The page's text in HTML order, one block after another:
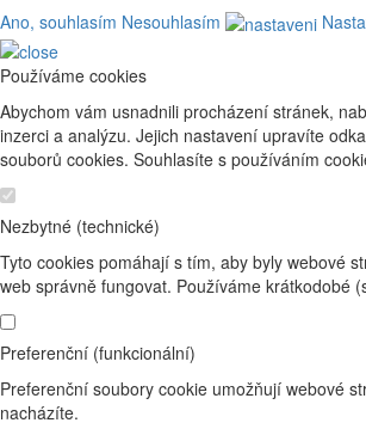
Ano, souhlasím Nesouhlasím
Používáme cookies
Abychom vám usnadnili procházení stránek,
inzerci a analýzu. Jejich nastavení upravíte
souborů cookies. Souhlasíte s používáním
Nezbytné (technické)
Tyto cookies pomáhají s tím, aby byly webové
web správně fungovat. Používáme krátkodobé
Preferenční (funkcionální)
Preferenční soubory cookie umožňují webové
nacházíte.